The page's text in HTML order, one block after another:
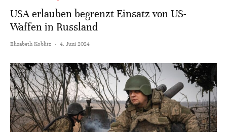
USA erlauben begrenzt Einsatz von US-
Waffen in Russland
Elisabeth Koblitz · 4. Juni 2024